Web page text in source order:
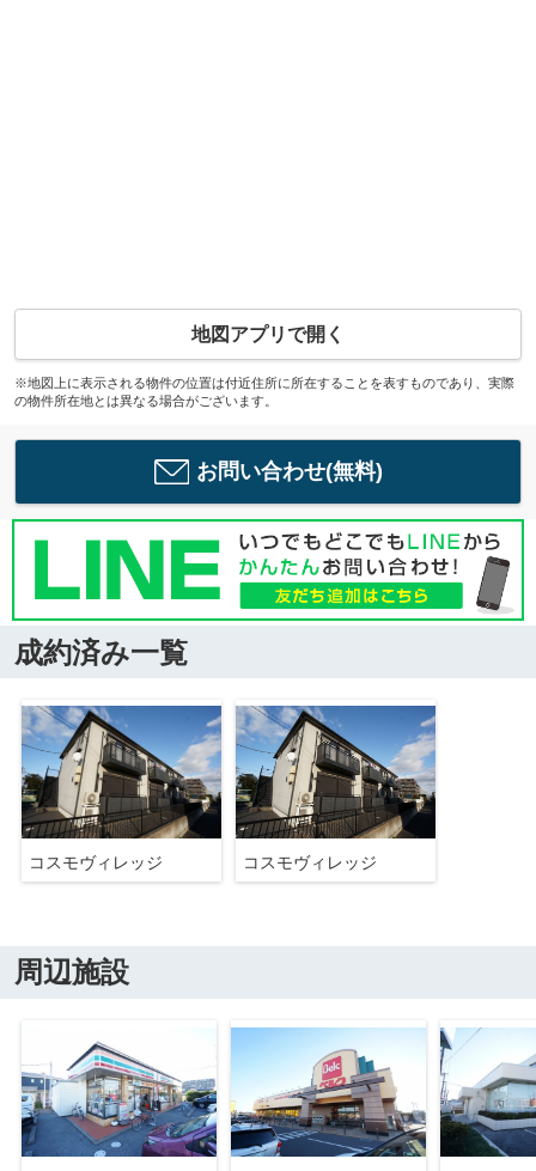
地図アプリで開く
※地図上に表示される物件の位置は付近住所に所在することを表すものであり、実際
の物件所在地とは異なる場合がございます。
お問い合わせ(無料)
成約済み一覧
コスモヴィレッジ コスモヴィレッジ
周辺施設